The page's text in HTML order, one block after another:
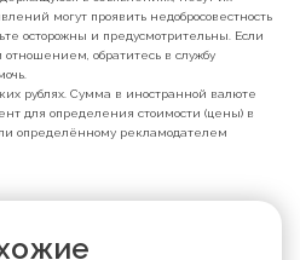
могут проявить недобросовестность
осторожны и предусмотрительны. Если
отношением, обратитесь в службу
рублях. Сумма в иностранной валюте
для определения стоимости (цены) в
определённому рекламодателем